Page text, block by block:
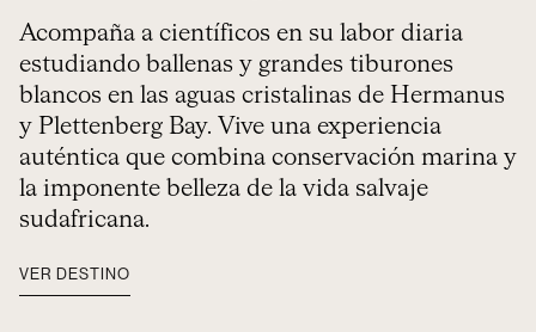
Acompaña a científicos en su labor diaria
estudiando ballenas y grandes tiburones
blancos en las aguas cristalinas de Hermanus
y Plettenberg Bay. Vive una experiencia
auténtica que combina conservación marina y
la imponente belleza de la vida salvaje
sudafricana.
VER DESTINO